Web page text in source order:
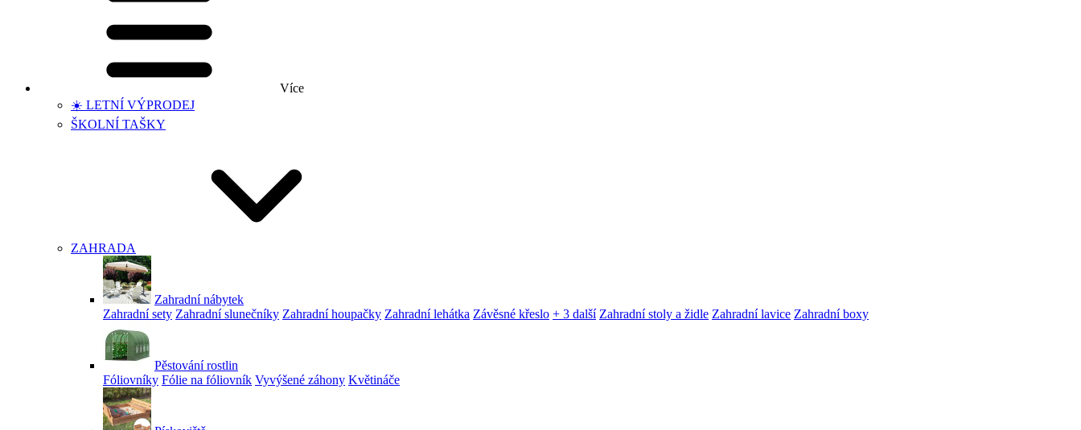
Více
☀️ LETNÍ VÝPRODEJ
ŠKOLNÍ TAŠKY
ZAHRADA
Zahradní nábytek
Zahradní sety Zahradní slunečníky Zahradní houpačky Zahradní lehátka Závěsné křeslo + 3 další Zahradní stoly a židle Zahradní lavice Zahradní boxy
Pěstování rostlin
Fóliovníky Fólie na fóliovník Vyvýšené záhony Květináče